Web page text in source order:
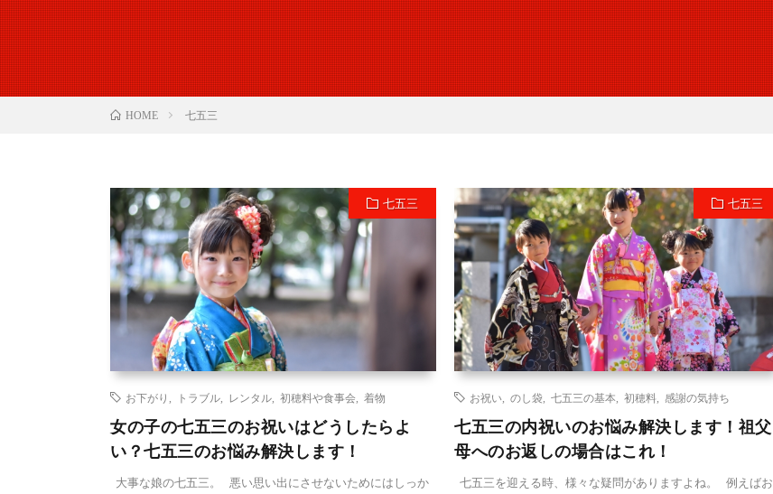
HOME 七五三
七五三
お下がり トラブル レンタル 初穂料や食事会 着物
女の子の七五三のお祝いはどうしたらよ
い？七五三のお悩み解決します！
大事な娘の七五三。 悪い思い出にさせないためにはしっか
七五三
お祝い ,のし袋 ,七五三の基本 ,初穂料 感謝の気持ち
七五三の内祝いのお悩み解決します！祖父
母へのお返しの場合はこれ！
七五三を迎える時、様々な疑問がありますよね。 例えばお